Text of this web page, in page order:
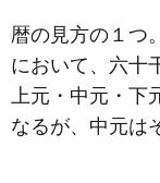
暦の見方の１つ
において、六十
上元・中元・下
なるが、中元は